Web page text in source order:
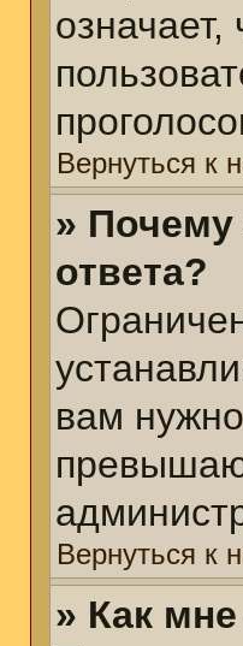
Вернуться к
» Почему
ответа?
вам
Вернуться к
» Как